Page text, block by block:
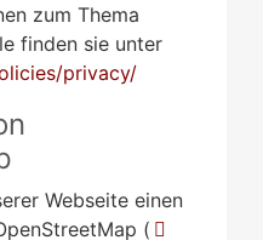
zum Thema
finden sie unter
privacy/
Webseite einen
(